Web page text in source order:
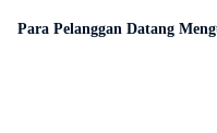
Para Pelanggan Datang